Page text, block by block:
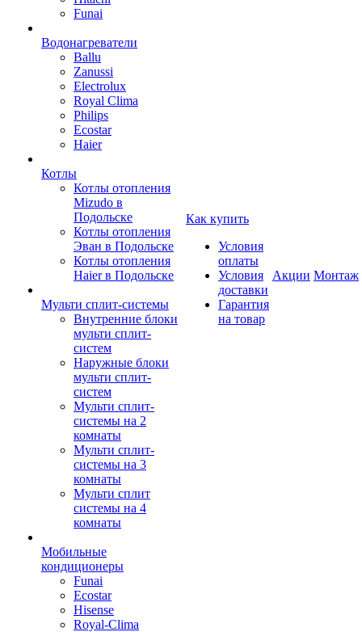
Funai
Водонагреватели
Ballu
Zanussi
Electrolux
Royal Clima
Philips
Ecostar
Haier
Котлы
Котлы отопления
Mizudo в
Подольске
Котлы отопления
Эван в Подольске
Котлы отопления
Haier в Подольске
Мульти сплит-системы
Внутренние блоки
мульти сплит-
систем
Наружные блоки
мульти сплит-
систем
Мульти сплит-
системы на 2
комнаты
Мульти сплит-
системы на 3
комнаты
Мульти сплит
системы на 4
комнаты
Мобильные
кондиционеры
Funai
Ecostar
Hisense
Royal-Clima
Как купить
Условия
оплаты
Условия
доставки
Гарантия
на товар
Акции Монтаж